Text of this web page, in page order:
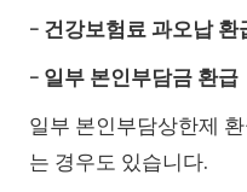
- 건강보험료 과오납 환
- 일부 본인부담금 환급
일부 본인부담상한제
는 경우도 있습니다.